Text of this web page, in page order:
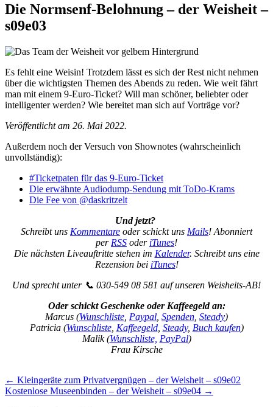
Die Normsenf-Belohnung – der Weisheit –
s09e03
Es fehlt eine Weisin! Trotzdem lässt es sich der Rest nicht nehmen
über die wichtigsten Themen des Abends zu reden. Wie weit fährt
man mit einem 9-Euro-Ticket? Will man schöner, beliebter oder
intelligenter werden? Wie bereitet man sich auf Vorträge vor?
Veröffentlicht am 26. Mai 2022.
Außerdem noch der Versuch von Shownotes (wahrscheinlich
unvollständig):
#Ticketpaten für das 9-Euro-Ticket
Die erwähnte Audiodump-Sendung mit ToDo-Krams
Die Fee von @daskritzelt
Und jetzt?
Schreibt uns Kommentare oder schickt uns Mails! Abonniert
per RSS oder iTunes!
Die nächsten Liveauftritte stehen im Kalender. Schreibt uns eine
Rezension bei iTunes!
Und sprecht unter 📞 030-549 08 581 auf unseren Weisheits-AB!
Oder schickt Geschenke oder Kaffeegeld an:
Marcus (Wunschliste Paypal Spenden Steady)
Patricia (Wunschliste, Kaffeegeld, Steady, Buch kaufen)
Malik (Wunschliste, PayPal)
Frau Kirsche
Beitragsnavigation
← Kleingeräte zum Privatvergnügen – der Weisheit – s09e02
Kostenlose Museenbinden – der Weisheit – s09e04 →